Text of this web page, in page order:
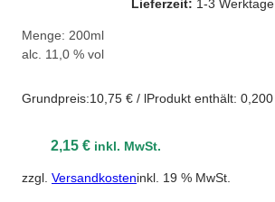
Lieferzeit: 1-3 Werktage
Menge: 200ml
alc. 11,0 % vol
Grundpreis:10,75 € / lProdukt enthält: 0,200
2,15 € inkl. MwSt.
zzgl. Versandkosteninkl. 19 % MwSt.